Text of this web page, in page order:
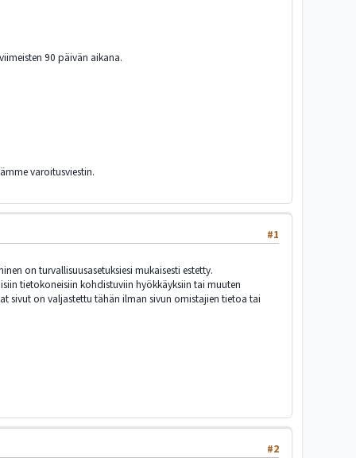
90 päivän aikana.
varoitusviestin.
#1
on turvallisuusasetuksiesi mukaisesti estetty.
tietokoneisiin kohdistuviin hyökkäyksiin tai muuten
sivut on valjastettu tähän ilman sivun omistajien tietoa tai
#2